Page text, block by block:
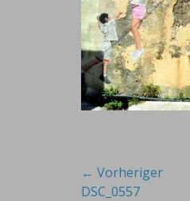
← Vorheriger
Vorheriger
DSC_0557